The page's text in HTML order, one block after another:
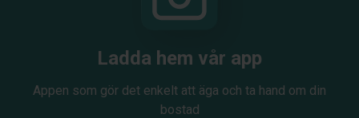
Ladda hem vår app
Appen som gör det enkelt att äga och ta hand om din
bostad